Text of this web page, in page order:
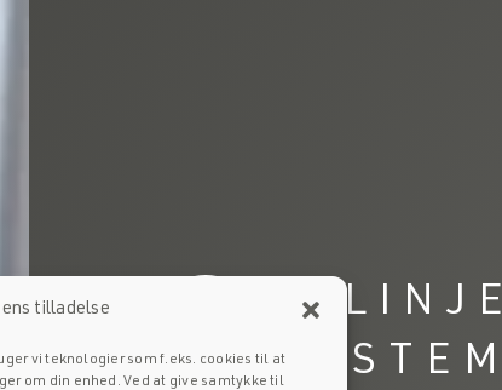
tilladelse
vi teknologier som f.eks. cookies til at
om din enhed. Ved at give samtykke til
Y-LINJE
SYSTEM